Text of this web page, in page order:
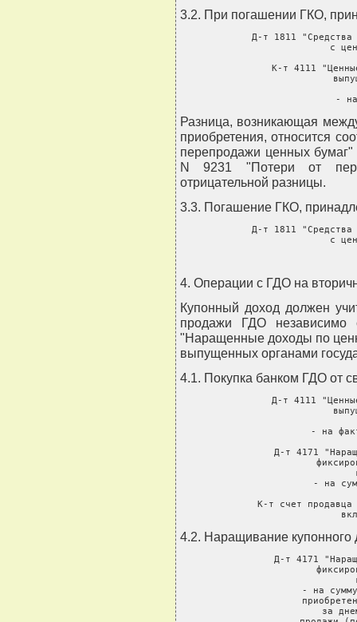
3.2. При погашении ГКО,
Д-т 1811 "Средства
с
К-т 4111
-
Разница, возникающая
приобретения, относится
перепродажи ценных
N 9231 "Потери от
отрицательной разницы.
3.3. Погашение ГКО,
Д-т 1811 "Средства
с
4. Операции с ГДО на
Купонный доход должен
продажи ГДО
"Наращенные доходы по
выпущенных органами
4.1. Покупка банком ГДО от
Д-т 4111
- на
Д-т 4171
- на
К-т счет продавца
4.2. Наращивание купонного
Д-т 4171
- на
за